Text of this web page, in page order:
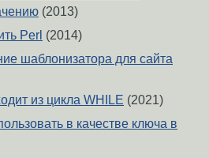
(2013)
Perl (2014)
шаблонизатора для сайта
из цикла WHILE (2021)
в качестве ключа в